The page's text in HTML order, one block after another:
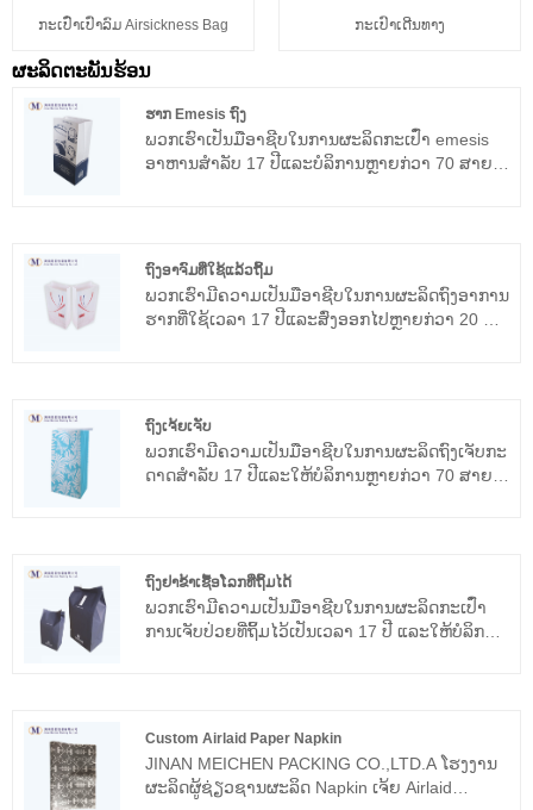
ກະເປົ໋າເປົ່າລົມ Airsickness Bag ກະເປົາເດີນທາງ
ຜະລິດຕະພັນຮ້ອນ
ຮາກ Emesis ຖົງ
ພວກ​ເຮົາ​ເປັນ​ມື​ອາ​ຊີບ​ໃນ​ການ​ຜະ​ລິດ​ກະ​ເປົ໋າ emesis
ອາ​ຫານ​ສໍາ​ລັບ 17 ປີ​ແລະ​ບໍ​ລິ​ການ​ຫຼາຍ​ກ​່​ວາ 70 ສາຍ​
ຖົງອາຈົມທີ່ໃຊ້ແລ້ວຖິ້ມ
ພວກ​ເຮົາ​ມີ​ຄວາມ​ເປັນ​ມື​ອາ​ຊີບ​ໃນ​ການ​ຜະ​ລິດ​ຖົງ​ອາ​ການ​
ຮາກ​ທີ່​ໃຊ້​ເວ​ລາ 17 ປີ​ແລະ​ສົ່ງ​ອອກ​ໄປ​ຫຼາຍ​ກ​່​ວາ 20 ປະ​
ຖົງເຈ້ຍເຈັບ
ພວກເຮົາມີຄວາມເປັນມືອາຊີບໃນການຜະລິດຖົງເຈັບກະ
ດາດສໍາລັບ 17 ປີແລະໃຫ້ບໍລິການຫຼາຍກ່ວາ 70 ສາຍ
ພວກເຮົາຈະກາຍເປັນຄູ່ຮ່ວມມືໄລຍະຍາວຂອງທ່ານໃນ
ປະເທດຈີນ.
ຖົງຢາຂ້າເຊື້ອໂລກທີ່ຖິ້ມໄດ້
ພວກເຮົາມີຄວາມເປັນມືອາຊີບໃນການຜະລິດກະເປົ໋າ
ການເຈັບປ່ວຍທີ່ຖິ້ມໄວ້ເປັນເວລາ 17 ປີ ແລະໃຫ້ບໍລິການ
Custom Airlaid Paper Napkin
JINAN MEICHEN PACKING CO.,LTD.A ໂຮງງານ
ຜະລິດຜູ້ຊ່ຽວຊານຜະລິດ Napkin ເຈ້ຍ Airlaid